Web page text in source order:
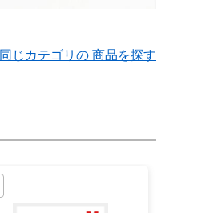
同じカテゴリの 商品を探す